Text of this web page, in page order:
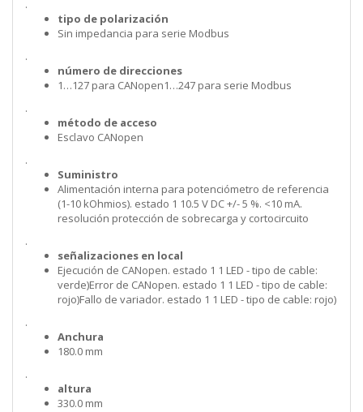
.
tipo de polarización
Sin impedancia para serie Modbus
.
número de direcciones
1…127 para CANopen1…247 para serie Modbus
.
método de acceso
Esclavo CANopen
.
Suministro
Alimentación interna para potenciómetro de referencia
(1-10 kOhmios). estado 1 10.5 V DC +/- 5 %. <10 mA.
resolución protección de sobrecarga y cortocircuito
.
señalizaciones en local
Ejecución de CANopen. estado 1 1 LED - tipo de cable:
verde)Error de CANopen. estado 1 1 LED - tipo de cable:
rojo)Fallo de variador. estado 1 1 LED - tipo de cable: rojo)
.
Anchura
180.0 mm
.
altura
330.0 mm